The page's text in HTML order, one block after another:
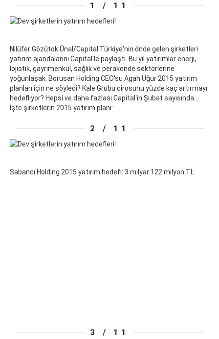
1 / 11
Nilüfer Gözütok Ünal/Capital Türkiye'nin önde gelen şirketleri
yatırım ajandalarını Capital'le paylaştı. Bu yıl yatırımlar enerji,
lojistik, gayrimenkul, sağlık ve perakende sektörlerine
yoğunlaşak. Borusan Holding CEO'su Agah Uğur 2015 yatırım
planları için ne söyledi? Kale Grubu cirosunu yüzde kaç artırmayı
hedefliyor? Hepsi ve daha fazlası Capital'in Şubat sayısında...
İşte şirketlerin 2015 yatırım planı:
2 / 11
Sabancı Holding 2015 yatırım hedefi: 3 milyar 122 milyon TL
3 / 11